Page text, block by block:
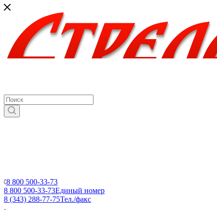
8 800 500-33-73
8 800 500-33-73Единый номер
8 (343) 288-77-75Тел./факс